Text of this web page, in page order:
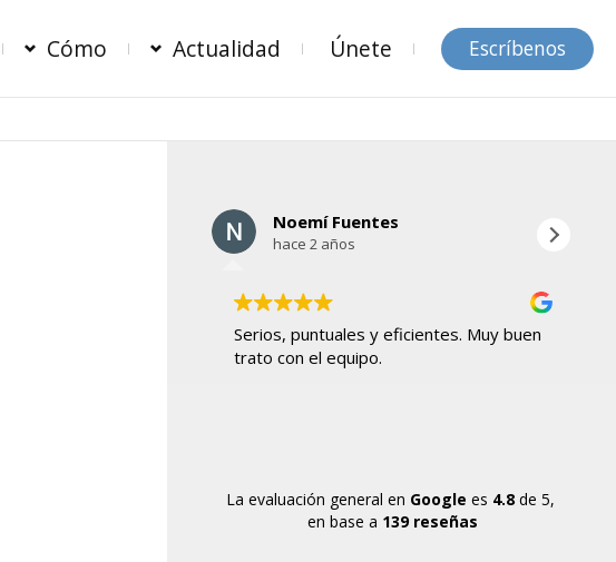
Cómo Actualidad Únete Escríbenos
Noemí Fuentes
hace 2 años
Serios, puntuales y eficientes. Muy buen
trato con el equipo.
La evaluación general en Google es 4.8 de 5,
en base a 139 reseñas